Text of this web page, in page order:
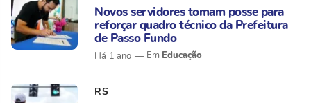
Novos servidores tomam posse para
reforçar quadro técnico da Prefeitura
de Passo Fundo
Há 1 ano Educação
RS